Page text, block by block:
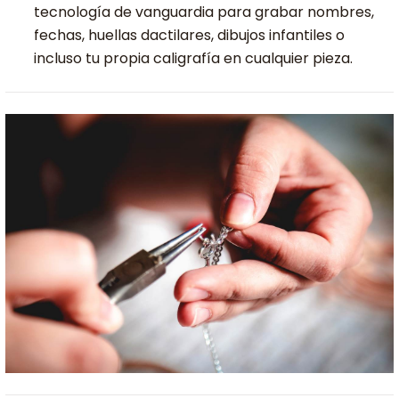
tecnología de vanguardia para grabar nombres,
fechas, huellas dactilares, dibujos infantiles o
incluso tu propia caligrafía en cualquier pieza.